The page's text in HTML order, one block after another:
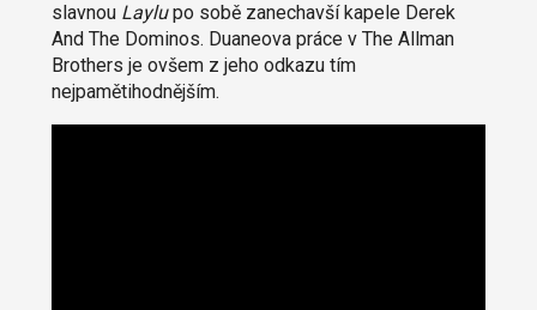
slavnou Laylupo sobě zanechavší kapele Derek
And The Dominos. Duaneova práce v The Allman
Brothers je ovšem z jeho odkazu tím
nejpamětihodnějším.